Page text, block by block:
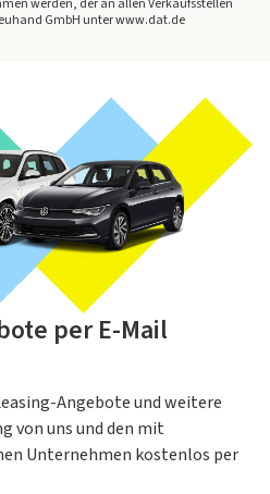
GmbH unter www.dat.de
per E-Mail
Angebote und weitere
von uns und den mit
Unternehmen kostenlos per